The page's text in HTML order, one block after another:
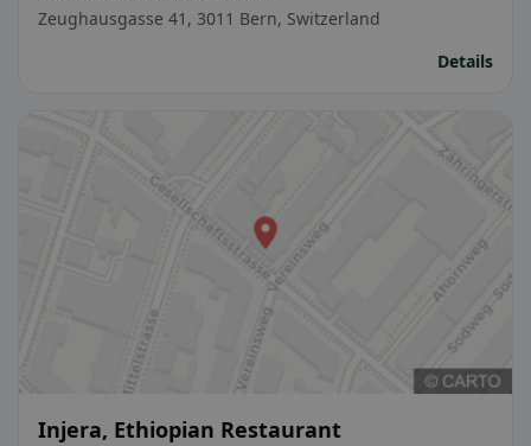
Zeughausgasse 41, 3011 Bern, Switzerland
Details
Injera, Ethiopian Restaurant